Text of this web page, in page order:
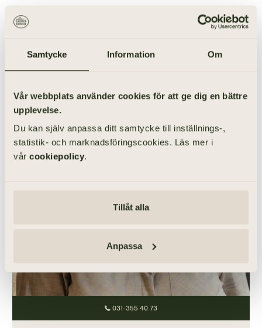
Samtycke Information Om
Vår webbplats använder cookies för att ge dig en bättre
upplevelse.
Du kan själv anpassa ditt samtycke till inställnings-,
statistik- och marknadsföringscookies. Läs mer i
vår cookiepolicy.
Tillåt alla
Anpassa
ANORDNA BEGRAVNING I VASAKYRKAN
031-355 40 73